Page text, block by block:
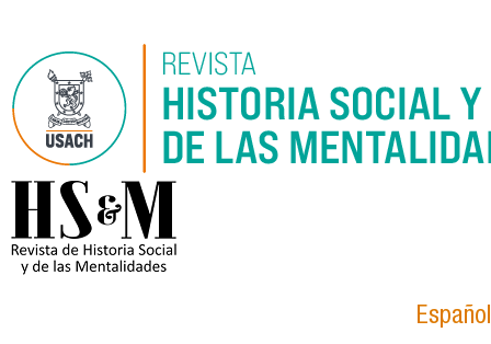
logo_hsm_2021.png
Español